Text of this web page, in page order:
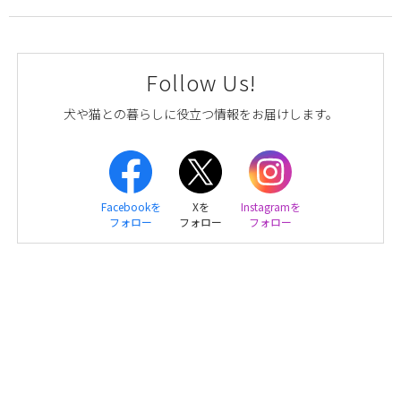
Follow Us!
犬や猫との暮らしに役立つ情報をお届けします。
Facebookを
フォロー
Xを
フォロー
Instagramを
フォロー